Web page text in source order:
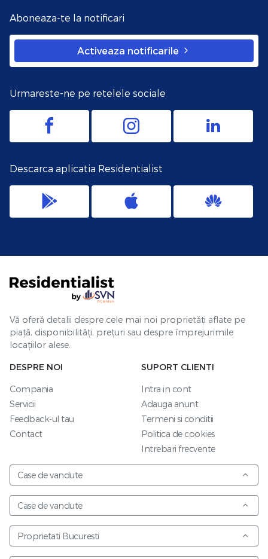
Aboneaza-te la notificari
Activeaza notificarile
Urmareste-ne pe retelele sociale
Descarca aplicatia Residentialist
Vă oferă detalii despre cele mai noi proprietăți aflate pe
piață, disponibilități, prețuri sau despre împrejurimile
locațiilor alese.
DESPRE NOI
Compania
Servicii
Feedback-ul tau
Contact
SUPORT CLIENTI
Intra in cont
Adauga anunt
Termeni si conditii
Politica de cookies
Intrebari frecvente
Case de vandute
Case de vandute
Proprietati Bucuresti